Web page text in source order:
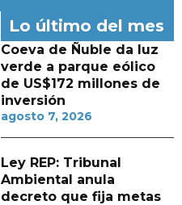
Lo último del mes
Coeva de Ñuble da luz
verde a parque eólico
de US$172 millones de
inversión
agosto 7, 2026
Ley REP: Tribunal
Ambiental anula
decreto que fija metas